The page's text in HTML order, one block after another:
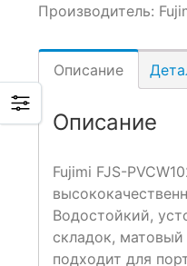
Производитель:
Описание
Описание
Fujimi FJS-
Водостойкий,
складок,
подходит для